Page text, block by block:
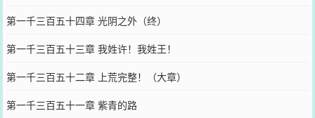
第一千三百五十四章 光阴之外（终）
第一千三百五十三章 我姓许！我姓王！
第一千三百五十二章 上荒完整！（大章）
第一千三百五十一章 紫青的路